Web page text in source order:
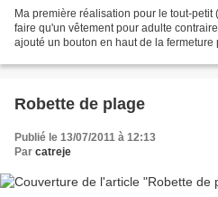
Ma première réalisation pour le tout-
faire qu'un vêtement pour adulte
ajouté un bouton en haut de la
Robette de plage
Publié le 13/07/2011 à 12:13
Par catreje